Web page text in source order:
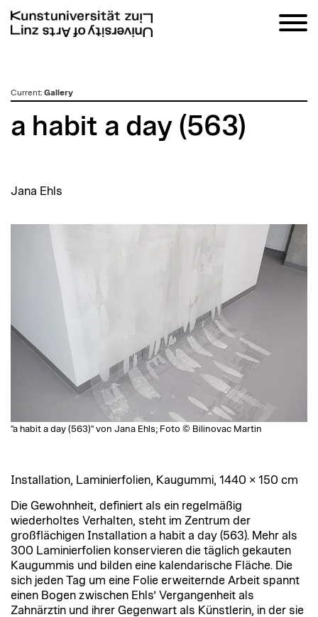
zumCurrent: Gallery
a habit a day (563)
Jana Ehls
"a habit a day (563)" von Jana Ehls; Foto © Bilinovac Martin
Installation, Laminierfolien, Kaugummi, 1440 × 150 cm
Die Gewohnheit, definiert als ein regelmäßig
wiederholtes Verhalten, steht im Zentrum der
großflächigen Installation a habit a day (563). Mehr als
300 Laminierfolien konservieren die täglich gekauten
Kaugummis und bilden eine kalendarische Fläche. Die
sich jeden Tag um eine Folie erweiternde Arbeit spannt
einen Bogen zwischen Ehls’ Vergangenheit als
Zahnärztin und ihrer Gegenwart als Künstlerin, in der sie